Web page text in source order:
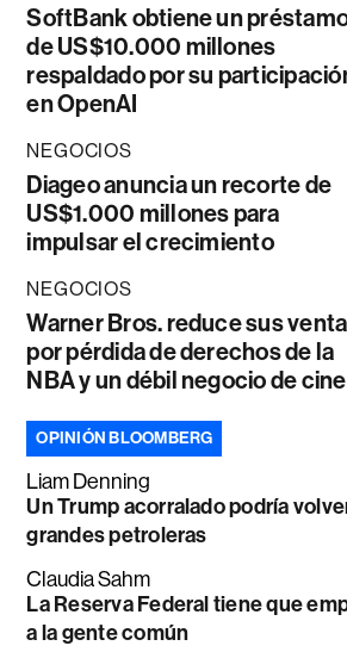
SoftBank obtiene un
de US$10.000 millones
respaldado por su
en OpenAI
NEGOCIOS
Diageo anuncia un recorte de
US$1.000 millones para
impulsar el crecimiento
NEGOCIOS
Warner Bros. reduce sus
por pérdida de derechos de la
NBA y un débil negocio de cine
OPINIÓN BLOOMBERG
Liam Denning
Un Trump acorralado podría
grandes petroleras
Claudia Sahm
La Reserva Federal tiene que
a la gente común